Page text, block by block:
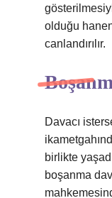
olduğu
canlandırılır.
Davacı
birlikte
boşanma